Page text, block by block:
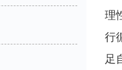
理
行
足